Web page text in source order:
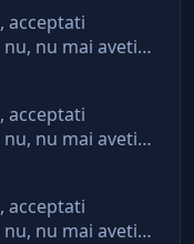
acceptati
nu mai aveti
acceptati
nu mai aveti
acceptati
nu mai aveti